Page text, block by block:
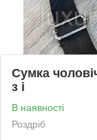
Сумка
з i
В наявності
Роздріб